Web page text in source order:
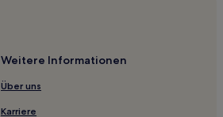
Weitere Informationen
Über uns
Karriere